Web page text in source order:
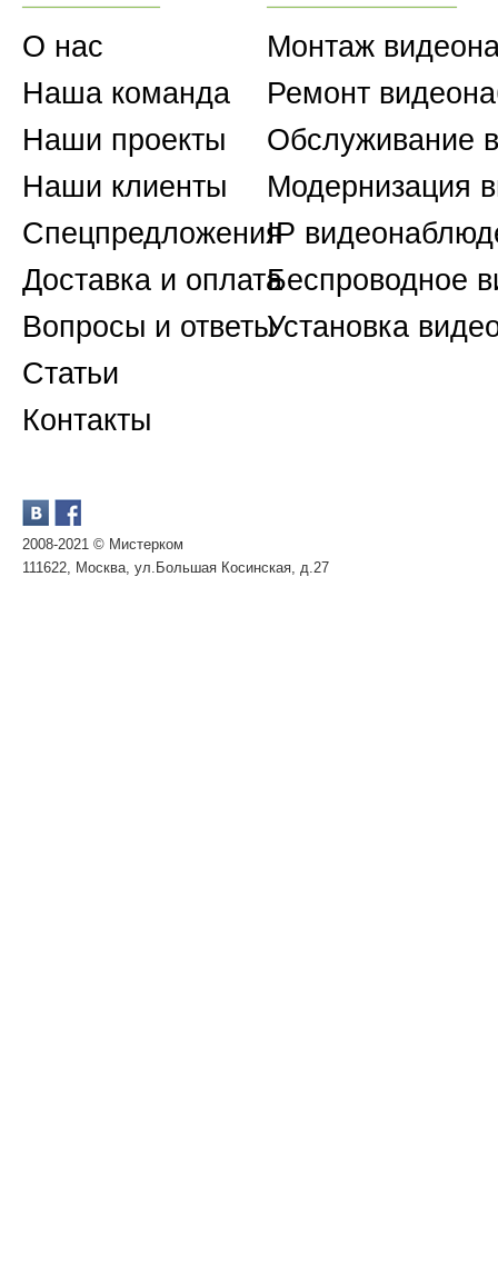
О нас
Наша команда
Наши проекты
Наши клиенты
Спецпредложения
Доставка и оплата
Вопросы и ответы
Статьи
Контакты
2008-2021 © Мистерком
111622, Москва, ул.Большая Косинская, д.27
Монтаж
Ремонт
Обслуживание
Модернизация
IP
Беспроводное
Установка